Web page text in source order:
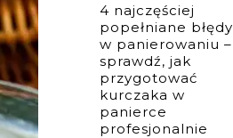
4 najczęściej
popełniane błędy
w panierowaniu –
sprawdź, jak
przygotować
kurczaka w
panierce
profesjonalnie